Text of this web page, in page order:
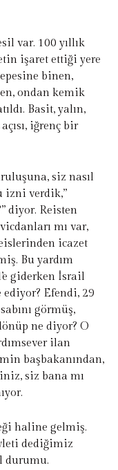
var. 100 yıllık
işaret ettiği yere
binen,
ondan kemik
Basit, yalın,
iğrenç bir
siz nasıl
izni verdik,”
diyor. Reisten
mı var,
icazet
Bu yardım
giderken İsrail
Efendi, 29
görmüş,
ne diyor? O
ilan
başbakanından,
siz bana mı
haline gelmiş.
dediğimiz
durumu.